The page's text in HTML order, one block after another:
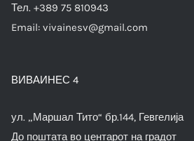
Тел. +389 75 810943
Email: vivainesv@gmail.com
ВИВАИНЕС 4
ул. „Маршал Тито“ бр.144, Гевгелија
До поштата во центарот на градот